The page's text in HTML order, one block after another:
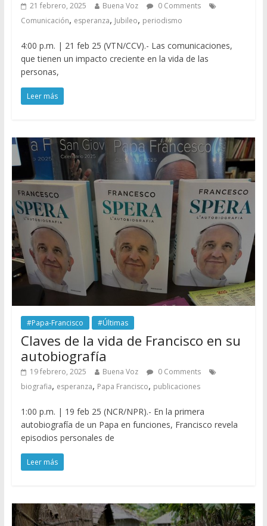
21 febrero, 2025 Buena Voz
0 Comments
Comunicación, esperanza, Jubileo, periodismo
4:00 p.m. | 21 feb 25 (VTN/CCV).- Las comunicaciones,
que tienen un impacto creciente en la vida de las
personas,
Leer más
#Papa-Francisco #Últimas
Claves de la vida de Francisco en su
autobiografía
19 febrero, 2025 Buena Voz
0 Comments
biografia, esperanza, Papa Francisco, publicaciones
1:00 p.m. | 19 feb 25 (NCR/NPR).- En la primera
autobiografía de un Papa en funciones, Francisco revela
episodios personales de
Leer más